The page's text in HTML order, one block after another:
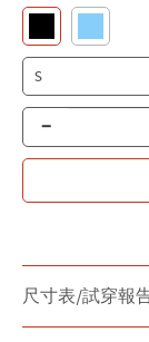
-
尺寸表/試穿報